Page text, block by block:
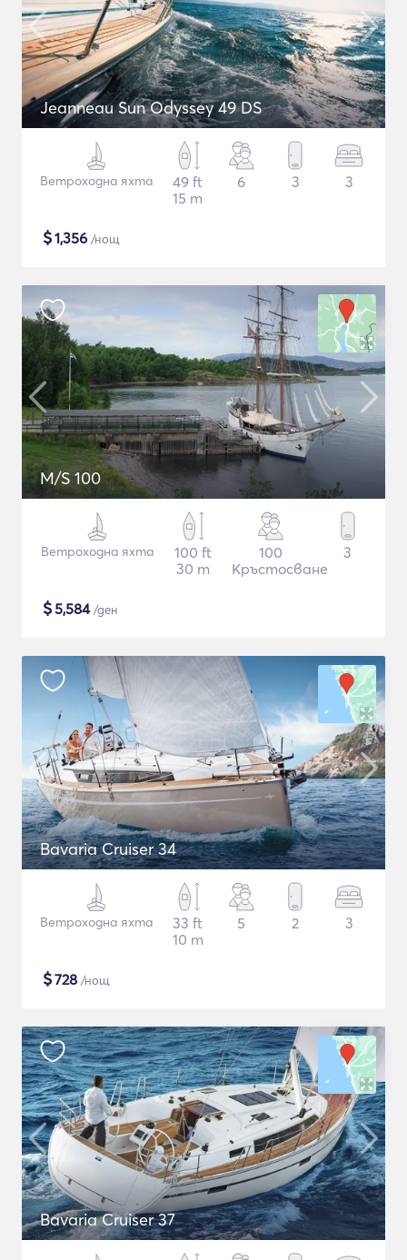
Jeanneau Sun Odyssey 49 DS
Ветроходна яхта
49 ft
15 m
6 3 3
$1,356 /нощ
M/S 100
Ветроходна яхта
100 ft
30 m
100
Кръстосване
3
$5,584/ден
Bavaria Cruiser 34
Ветроходна яхта
33 ft
10 m
5 2 3
$728 /нощ
Bavaria Cruiser 37